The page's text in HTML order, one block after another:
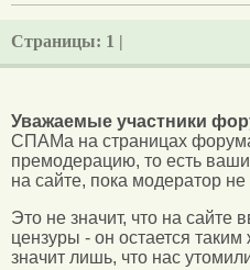
Страницы: 1 |
Уважаемые участники
СПАМа на страницах
премодерацию, то есть
на сайте, пока модератор не
Это не значит, что на сайте
цензуры - он остается
значит лишь, что нас